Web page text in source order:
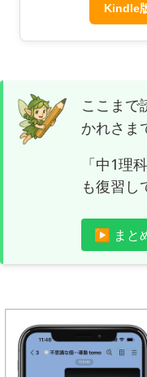
Kindle
ここまで
かれさま
「中1理
も復習し
▶ まと